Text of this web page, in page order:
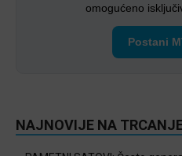
omogućeno
Postani
NAJNOVIJE NA